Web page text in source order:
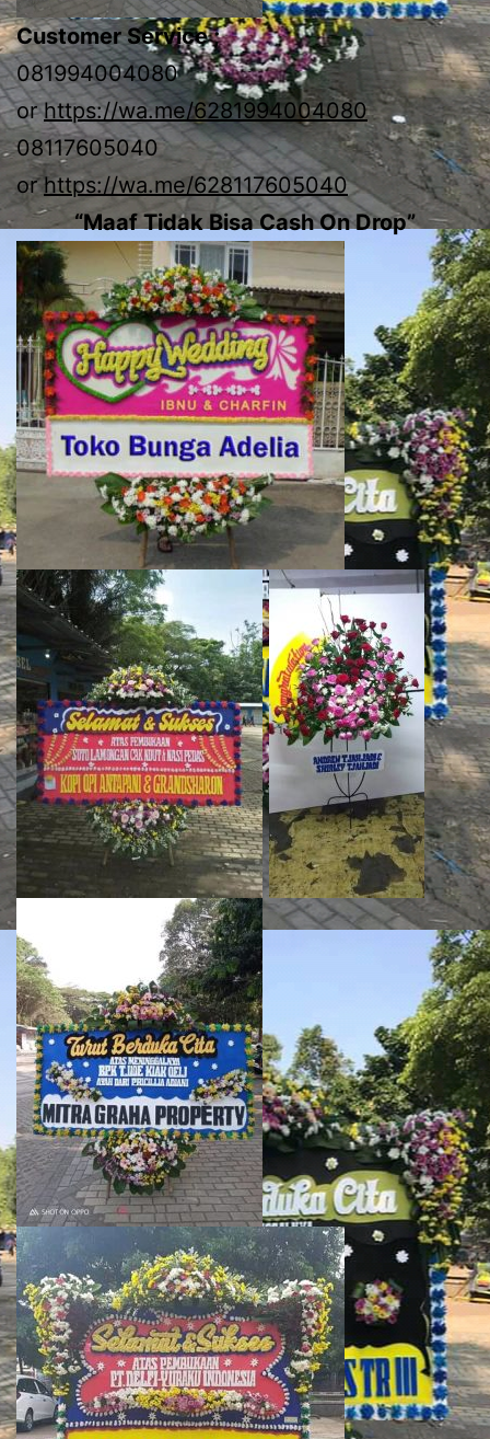
Customer Service ;
081994004080
orhttps://wa.me/6281994004080
08117605040
orhttps://wa.me/628117605040
“Maaf Tidak Bisa Cash On Drop”